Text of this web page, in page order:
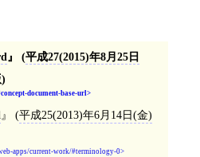
(平成27(2015)年8月25日
document-base-url
(平成25(2013)年6月14日(金)
apps/current-work/#terminology-0